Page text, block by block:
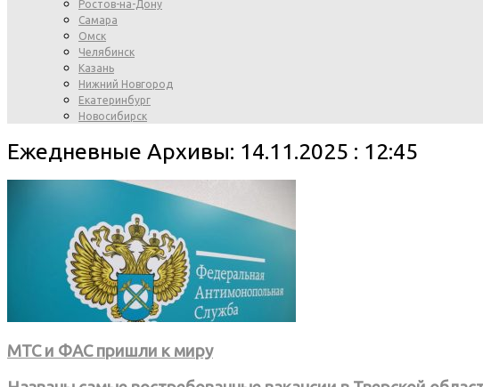
Ростов-на-Дону
Самара
Омск
Челябинск
Казань
Нижний Новгород
Екатеринбург
Новосибирск
Ежедневные Архивы: 14.11.2025 : 12:45
МТС и ФАС пришли к миру